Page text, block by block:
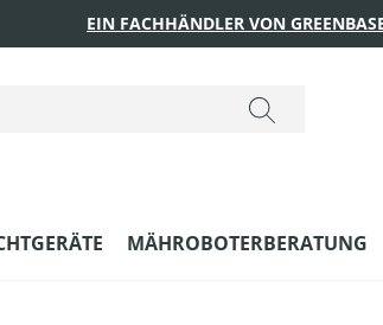
EIN FACHHÄNDLER VON
MÄHROBOTERBERATUNG